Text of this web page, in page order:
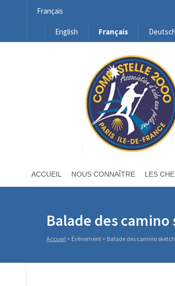
Français
English Français Deutsch
ACCUEIL NOUS CONNAÎTRE LES
Balade des
Accueil > Évènement > Balade des camino